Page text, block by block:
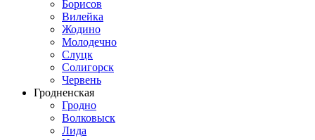
Борисов
Вилейка
Жодино
Молодечно
Слуцк
Солигорск
Червень
Гродненская
Гродно
Волковыск
Лида